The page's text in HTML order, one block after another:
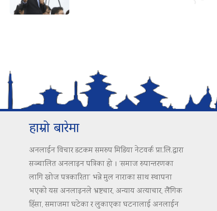
हाम्रो बारेमा
अनलाईन विचार डटकम समरुप मिडिया नेटवर्क प्रा.लि.द्वारा
सञ्चालित अनलाइन पत्रिका हो । ‘समाज रुपान्तरणका
लागि खोज पत्रकारिता’ भन्ने मुल नाराका साथ स्थापना
भएको यस अनलाइनले भ्रष्टचार, अन्याय अत्याचार, लैंगिक
हिंसा, समाजमा घटेका र लुकाएका घटनालाई अनलाईन